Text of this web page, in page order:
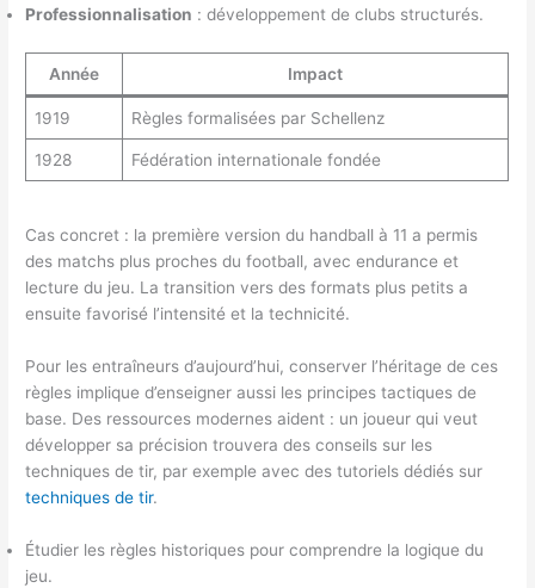
Professionnalisation : développement de clubs structurés.
Année Impact
1919 Règles formalisées par Schellenz
1928 Fédération internationale fondée
Cas concret : la première version du handball à 11 a permis
des matchs plus proches du football, avec endurance et
lecture du jeu. La transition vers des formats plus petits a
ensuite favorisé l’intensité et la technicité.
Pour les entraîneurs d’aujourd’hui, conserver l’héritage de ces
règles implique d’enseigner aussi les principes tactiques de
base. Des ressources modernes aident : un joueur qui veut
développer sa précision trouvera des conseils sur les
techniques de tir, par exemple avec des tutoriels dédiés sur
techniques de tir.
Étudier les règles historiques pour comprendre la logique du
jeu.